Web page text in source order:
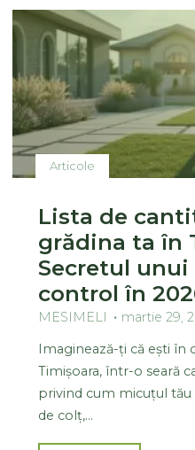
Articole
Lista de
grădina ta în
Secretul
control în
MESIMELI
martie 29,
Imaginează-ți că ești în
Timișoara, într-o seară
privind cum micuțul
de colț,…